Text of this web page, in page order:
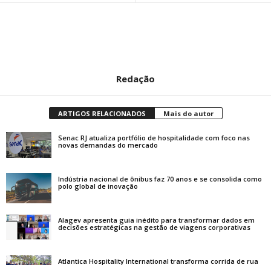
Redação
ARTIGOS RELACIONADOS Mais do autor
Senac RJ atualiza portfólio de hospitalidade com foco nas
novas demandas do mercado
Indústria nacional de ônibus faz 70 anos e se consolida como
polo global de inovação
Alagev apresenta guia inédito para transformar dados em
decisões estratégicas na gestão de viagens corporativas
Atlantica Hospitality International transforma corrida de rua